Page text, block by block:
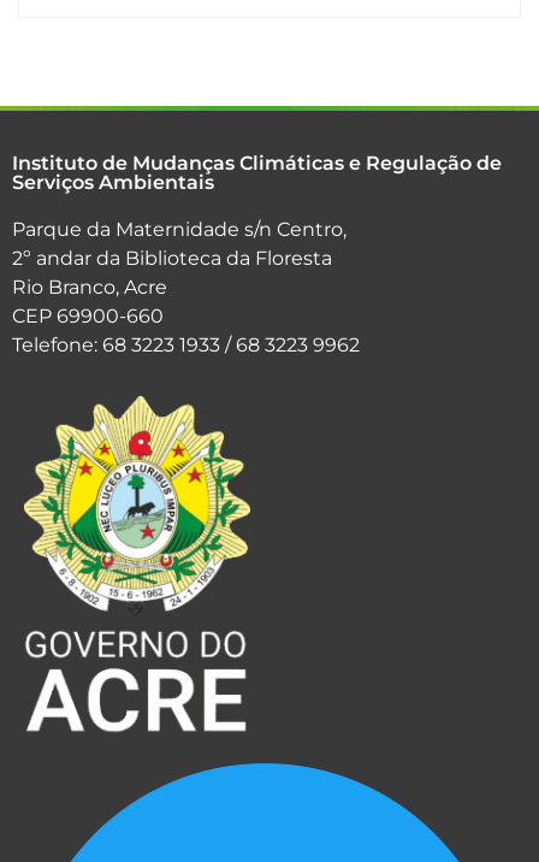
Instituto de Mudanças Climáticas e Regulação de
Serviços Ambientais
Parque da Maternidade s/n Centro,
2º andar da Biblioteca da Floresta
Rio Branco, Acre
CEP 69900-660
Telefone: 68 3223 1933 / 68 3223 9962